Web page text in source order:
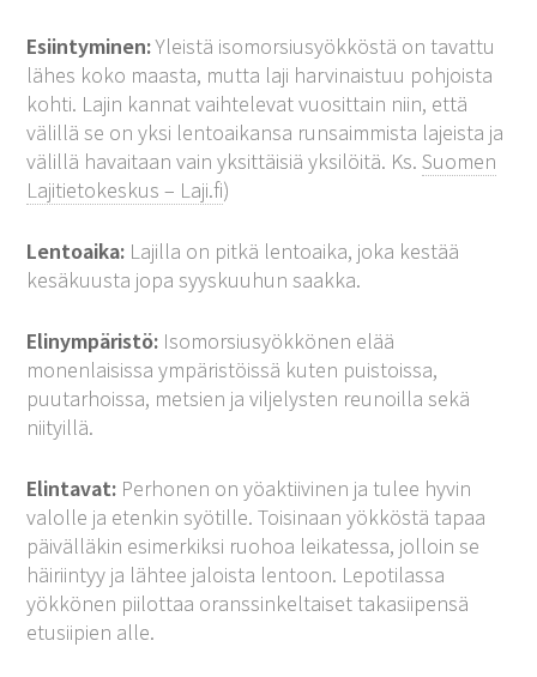
Esiintyminen:Yleistä isomorsiusyökköstä on tavattu
lähes koko maasta, mutta laji harvinaistuu pohjoista
kohti. Lajin kannat vaihtelevat vuosittain niin, että
välillä se on yksi lentoaikansa runsaimmista lajeista ja
välillä havaitaan vain yksittäisiä yksilöitä. Ks.Suomen
Lajitietokeskus – Laji.fi)
Lentoaika: Lajilla on pitkä lentoaika, joka kestää
kesäkuusta jopa syyskuuhun saakka.
Elinympäristö: Isomorsiusyökkönen elää
monenlaisissa ympäristöissä kuten puistoissa,
puutarhoissa, metsien ja viljelysten reunoilla sekä
niityillä.
Elintavat: Perhonen on yöaktiivinen ja tulee hyvin
valolle ja etenkin syötille. Toisinaan yökköstä tapaa
päivälläkin esimerkiksi ruohoa leikatessa, jolloin se
häiriintyy ja lähtee jaloista lentoon. Lepotilassa
yökkönen piilottaa oranssinkeltaiset takasiipensä
etusiipien alle.